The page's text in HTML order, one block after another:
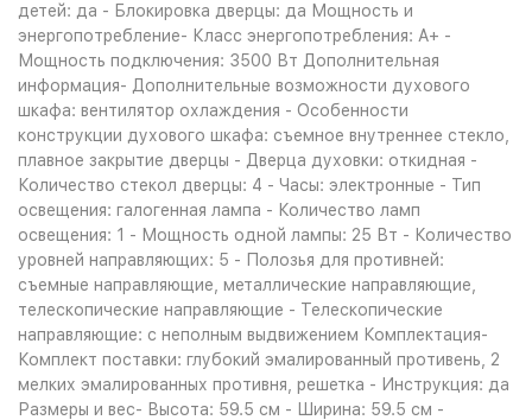
детей: да - Блокировка дверцы: да Мощность и
энергопотребление- Класс энергопотребления: A+ -
Мощность подключения: 3500 Вт Дополнительная
информация- Дополнительные возможности духового
шкафа: вентилятор охлаждения - Особенности
конструкции духового шкафа: съемное внутреннее стекло,
плавное закрытие дверцы - Дверца духовки: откидная -
Количество стекол дверцы: 4 - Часы: электронные - Тип
освещения: галогенная лампа - Количество ламп
освещения: 1 - Мощность одной лампы: 25 Вт - Количество
уровней направляющих: 5 - Полозья для противней:
съемные направляющие, металлические направляющие,
телескопические направляющие - Телескопические
направляющие: с неполным выдвижением Комплектация-
Комплект поставки: глубокий эмалированный противень, 2
мелких эмалированных противня, решетка - Инструкция: да
Размеры и вес- Высота: 59.5 см - Ширина: 59.5 см -